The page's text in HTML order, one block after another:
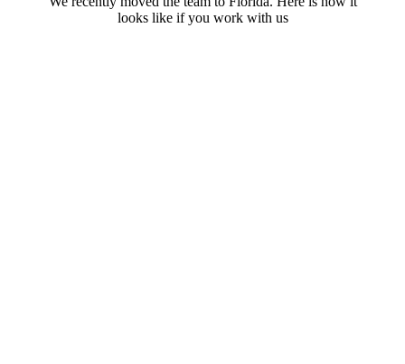
looks like if you work with us